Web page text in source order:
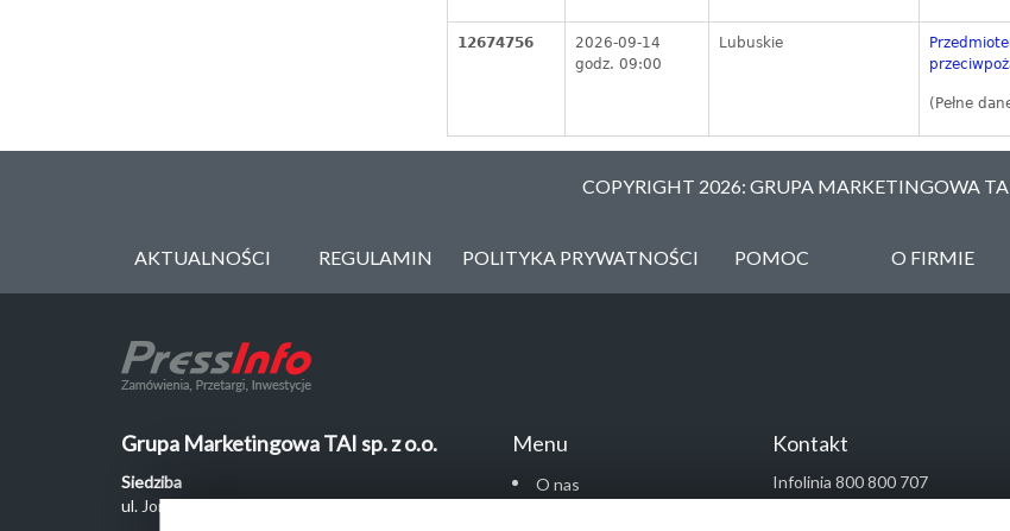
12674756
2026-09-14
godz. 09:00
Lubuskie
(Pełne
COPYRIGHT 2026: GRUPA MARKETINGOWA
AKTUALNOŚCI REGULAMIN POLITYKA PRYWATNOŚCI POMOC O FIRMIE
Grupa Marketingowa TAI sp. z o.o.
Siedziba
ul. Jordanowska 12, 04-204 Warszawa
Menu
O nas
Kontakt
Infolinia 800 800 707
kontakt@pressinfo.pl